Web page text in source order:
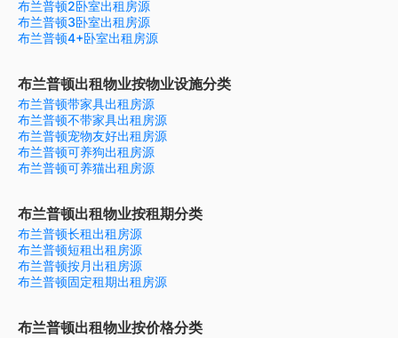
布兰普顿2卧室出租房源
布兰普顿3卧室出租房源
布兰普顿4+卧室出租房源
布兰普顿出租物业按物业设施分类
布兰普顿带家具出租房源
布兰普顿不带家具出租房源
布兰普顿宠物友好出租房源
布兰普顿可养狗出租房源
布兰普顿可养猫出租房源
布兰普顿出租物业按租期分类
布兰普顿长租出租房源
布兰普顿短租出租房源
布兰普顿按月出租房源
布兰普顿固定租期出租房源
布兰普顿出租物业按价格分类